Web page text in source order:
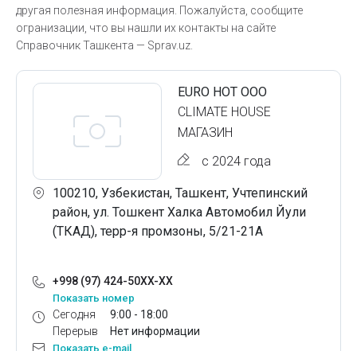
другая полезная информация. Пожалуйста, сообщите
огранизации, что вы нашли их контакты на сайте
Справочник Ташкента — Sprav.uz.
EURO HOT ООО
CLIMATE HOUSE
МАГАЗИН
с 2024 года
100210, Узбекистан, Ташкент, Учтепинский
район, ул. Тошкент Халка Автомобил Йули
(ТКАД), терр-я промзоны, 5/21-21А
+998 (97) 424-50XX-XX
Показать номер
Сегодня
Перерыв
9:00 - 18:00
Нет информации
Показать e-mail